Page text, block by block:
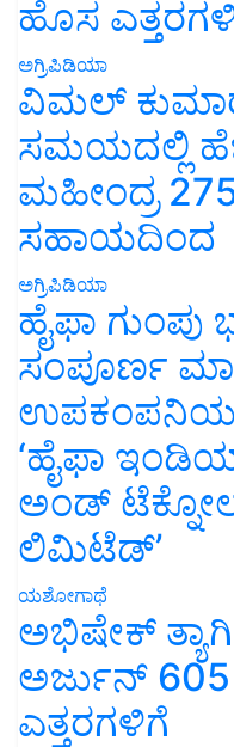
ಹೊಸ
ಅಗ್ರಿಪಿಡಿಯಾ
ವಿಮಲ್
ಸಮಯದಲ್ಲಿ
ಮಹೀಂದ್ರ
ಸಹಾಯದಿಂದ
ಅಗ್ರಿಪಿಡಿಯಾ
ಹೈಫಾ ಗುಂಪು
ಸಂಪೂರ್ಣ
‘ಹೈಫಾ
ಅಂಡ್
ಲಿಮಿಟೆಡ್’
ಯಶೋಗಾಥೆ
ಅಭಿಷೇಕ್
ಅರ್ಜುನ್
ಎತ್ತರಗಳಿಗೆ